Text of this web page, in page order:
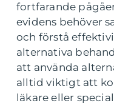
fortfarande
evidens behöver
och förstå
alternativa
att använda
alltid viktigt att
läkare eller